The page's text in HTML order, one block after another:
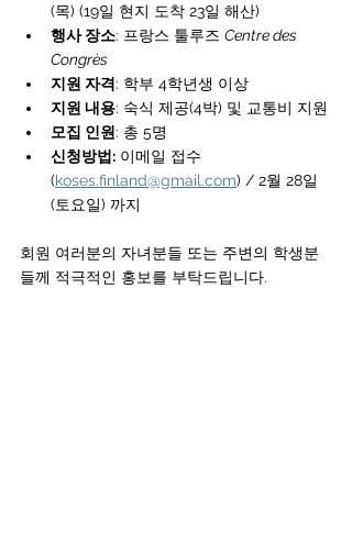
(목) (19일 현지 도착 23일 해산)
행사 장소: 프랑스 툴루즈 Centre des
Congrès
지원 자격: 학부 4학년생 이상
지원 내용: 숙식 제공(4박) 및 교통비 지원
모집 인원: 총 5명
신청방법: 이메일 접수
(koses.finland@gmail.com) / 2월 28일
(토요일) 까지
회원 여러분의 자녀분들 또는 주변의 학생분
들께 적극적인 홍보를 부탁드립니다.